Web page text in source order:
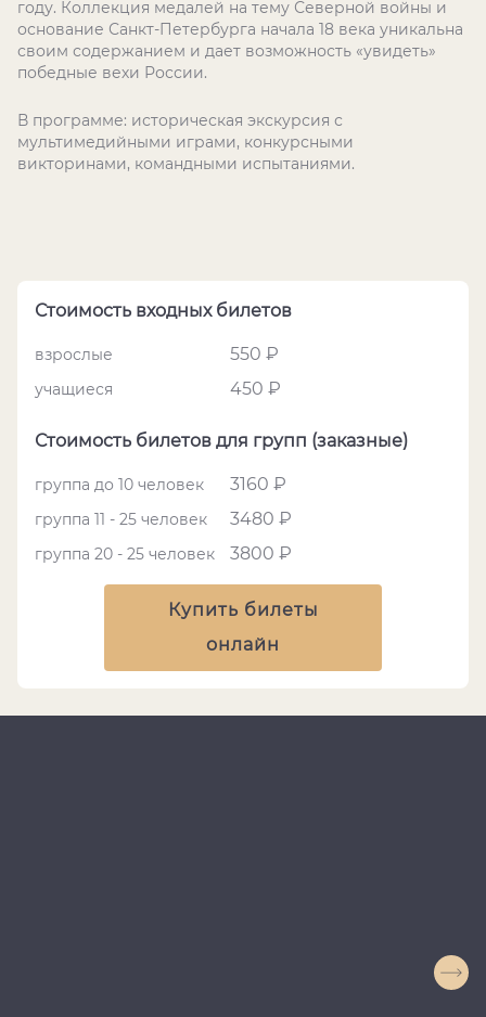
году. Коллекция медалей на тему Северной войны и
основание Санкт-Петербурга начала 18 века уникальна
своим содержанием и дает возможность «увидеть»
победные вехи России.
В программе: историческая экскурсия с
мультимедийными играми, конкурсными
викторинами, командными испытаниями.
Стоимость входных билетов
взрослые 550 ₽
учащиеся 450 ₽
Стоимость билетов для групп (заказные)
группа до 10 человек 3160 ₽
группа 11 - 25 человек 3480 ₽
группа 20 - 25 человек 3800 ₽
Купить билеты
онлайн